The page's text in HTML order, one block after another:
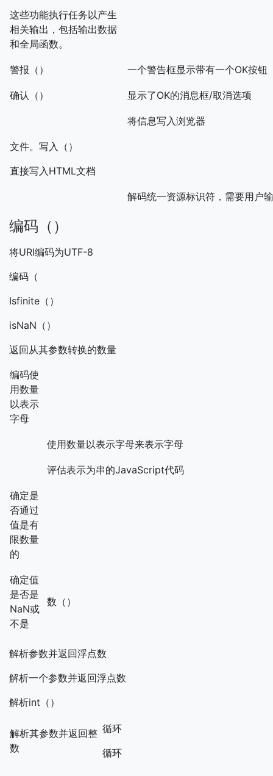
这些功能执行任务以产生
相关输出，包括输出数据
和全局函数。
警报（） 一个警告框显示带有一个OK按钮
确认（） 显示了OK的消息框/取消选项
将信息写入浏览器
文件。写入（）
直接写入HTML文档
解码统一资源标识符，需要用户
编码（）
将URI编码为UTF-8
编码（
Isfinite（）
isNaN（）
返回从其参数转换的数量
编码使
用数量
以表示
字母
使用数量以表示字母来表示字母
评估表示为串的JavaScript代码
确定是
否通过
值是有
限数量
的
确定值
是否是
NaN或
不是
数（）
解析参数并返回浮点数
解析一个参数并返回浮点数
解析int（）
解析其参数并返回整
数
循环
循环